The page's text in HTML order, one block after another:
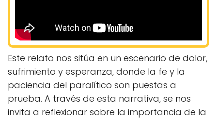
Este relato nos sitúa en un escenario de dolor,
sufrimiento y esperanza, donde la fe y la
paciencia del paralítico son puestas a
prueba. A través de esta narrativa, se nos
invita a reflexionar sobre la importancia de la